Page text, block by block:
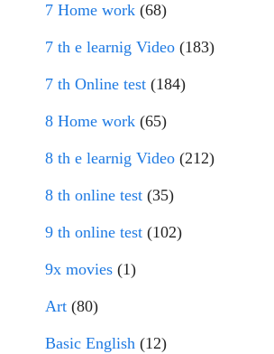
7 Home work (68)
7 th e learnig Video (183)
7 th Online test (184)
8 Home work (65)
8 th e learnig Video (212)
8 th online test (35)
9 th online test (102)
9x movies (1)
Art (80)
Basic English (12)